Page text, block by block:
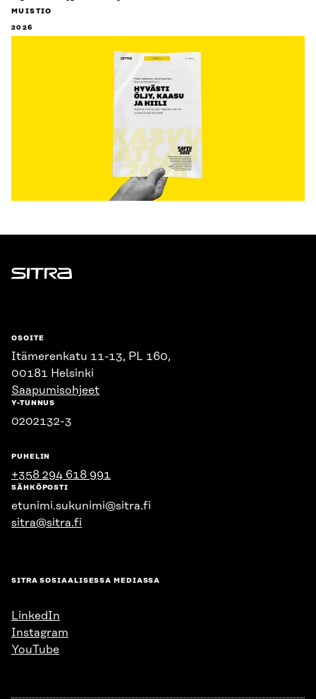
MUISTIO
2026
Sitra
OSOITE
Itämerenkatu 11-13, PL 160,
00181 Helsinki
Saapumisohjeet
Y-TUNNUS
0202132-3
PUHELIN
+358 294 618 991
SÄHKÖPOSTI
etunimi.sukunimi@sitra.fi
sitra@sitra.fi
SITRA SOSIAALISESSA MEDIASSA
LinkedIn
Instagram
YouTube